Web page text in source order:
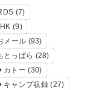
(7)
(9)
メール (93)
とっぱら (28)
カトー (30)
キャンプ収録(27)